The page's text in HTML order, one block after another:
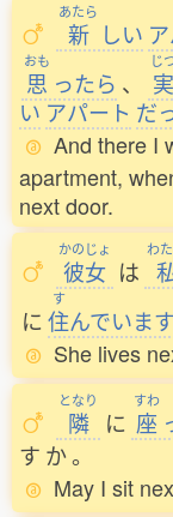
あたら
新 しい
おも
思 ったら 、
じ
実
い アパート だ
And there I
apartment,
next door.
かのじょ
彼女 は
わ
に
す
住んでいます
She lives
となり
隣 に
すわ
座
す か。
May I sit